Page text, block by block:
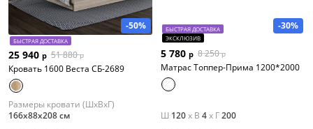
Ширина, см
от до
Глубина, см
-50%
БЫСТРАЯ ДОСТАВКА
25 940 р 51 880 р
Кровать 1600 Веста СБ-2689
Размеры кровати (ШхВхГ)
166х88х208 см
-30%
БЫСТРАЯ ДОСТАВКА
ЭКСКЛЮЗИВ
5 780 р 8 250 р
Матрас Топпер-Прима 1200*2000
Ш 120x В 4x Г200